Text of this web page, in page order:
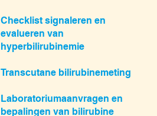
Checklist signaleren en
evalueren van
hyperbilirubinemie
Transcutane bilirubinemeting
Laboratoriumaanvragen en
bepalingen van bilirubine